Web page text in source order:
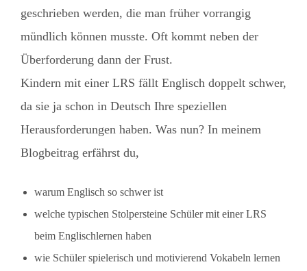
geschrieben werden, die man früher vorrangig
mündlich können musste. Oft kommt neben der
Überforderung dann der Frust.
Kindern mit einer LRS fällt Englisch doppelt schwer,
da sie ja schon in Deutsch Ihre speziellen
Herausforderungen haben. Was nun? In meinem
Blogbeitrag erfährst du,
warum Englisch so schwer ist
welche typischen Stolpersteine Schüler mit einer LRS
beim Englischlernen haben
wie Schüler spielerisch und motivierend Vokabeln lernen